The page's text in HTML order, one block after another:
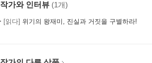
작가와 인터뷰 (1개)
[읽다] 위기의 왕재미, 진실과 거짓을 구별하라!